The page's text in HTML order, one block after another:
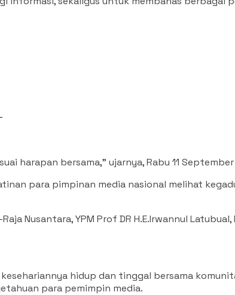
harapan bersama,” ujarnya, Rabu 11 September
para pimpinan media nasional melihat
Nusantara, YPM Prof DR H.E.Irwannul Latubual,
hidup dan tinggal bersama
para pemimpin media.